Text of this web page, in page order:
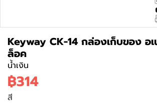
Keyway CK-14 กล่องเก็บของ อ
ล็อค
น้ำเงิน
฿314
สี